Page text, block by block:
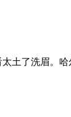
土了洗眉。